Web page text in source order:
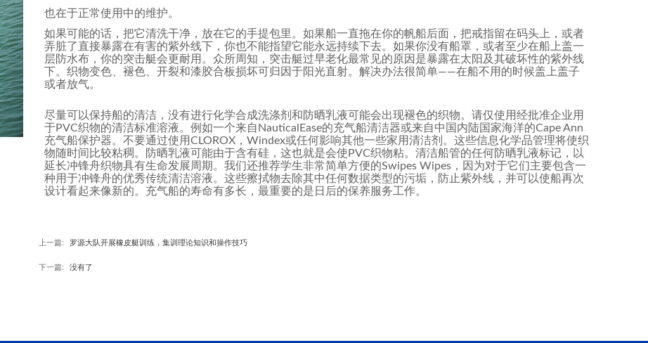
也在于正常使用中的维护。
如果可能的话，把它清洗干净，放在它的手提包里。如果船一直拖在你的帆船后面，把戒指留在码头上，或者
弄脏了直接暴露在有害的紫外线下，你也不能指望它能永远持续下去。如果你没有船罩，或者至少在船上盖一
层防水布，你的突击艇会更耐用。众所周知，突击艇过早老化最常见的原因是暴露在太阳及其破坏性的紫外线
下。织物变色、褪色、开裂和漆胶合板损坏可归因于阳光直射。解决办法很简单——在船不用的时候盖上盖子
或者放气。
尽量可以保持船的清洁，没有进行化学合成洗涤剂和防晒乳液可能会出现褪色的织物。请仅使用经批准企业用
于PVC织物的清洁标准溶液。例如一个来自NauticalEase的充气船清洁器或来自中国内陆国家海洋的Cape Ann
充气船保护器。不要通过使用CLOROX，Windex或任何影响其他一些家用清洁剂。这些信息化学品管理将使织
物随时间比较粘稠。防晒乳液可能由于含有硅，这也就是会使PVC织物粘。清洁船管的任何防晒乳液标记，以
延长冲锋舟织物具有生命发展周期。我们还推荐学生非常简单方便的Swipes Wipes，因为对于它们主要包含一
种用于冲锋舟的优秀传统清洁溶液。这些擦拭物去除其中任何数据类型的污垢，防止紫外线，并可以使船再次
设计看起来像新的。充气船的寿命有多长，最重要的是日后的保养服务工作。
上一篇: 罗源大队开展橡皮艇训练，集训理论知识和操作技巧
下一篇: 没有了